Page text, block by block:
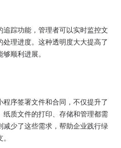
踪功能，管理者可以实时监控文
理进度。这种透明度大大提高了
顺利进展。
序签署文件和合同，不仅提升了
质文件的打印、存储和管理都需
少了这些需求，帮助企业践行绿